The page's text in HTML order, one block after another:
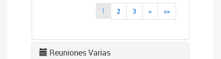
1 2 3 > >>
Reuniones Varias